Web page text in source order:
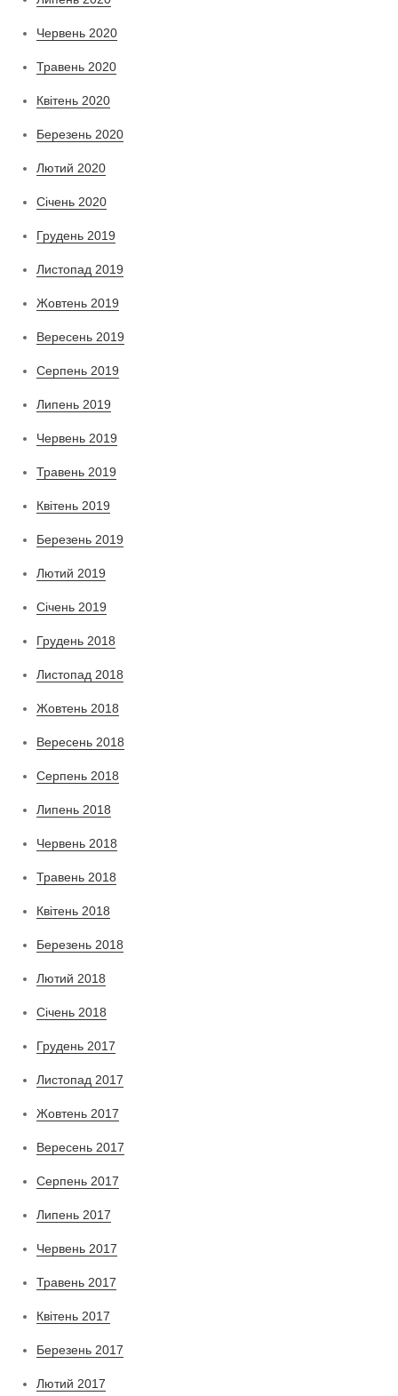
Червень 2020
Травень 2020
Квітень 2020
Березень 2020
Лютий 2020
Січень 2020
Грудень 2019
Листопад 2019
Жовтень 2019
Вересень 2019
Серпень 2019
Липень 2019
Червень 2019
Травень 2019
Квітень 2019
Березень 2019
Лютий 2019
Січень 2019
Грудень 2018
Листопад 2018
Жовтень 2018
Вересень 2018
Серпень 2018
Липень 2018
Червень 2018
Травень 2018
Квітень 2018
Березень 2018
Лютий 2018
Січень 2018
Грудень 2017
Листопад 2017
Жовтень 2017
Вересень 2017
Серпень 2017
Липень 2017
Червень 2017
Травень 2017
Квітень 2017
Березень 2017
Лютий 2017